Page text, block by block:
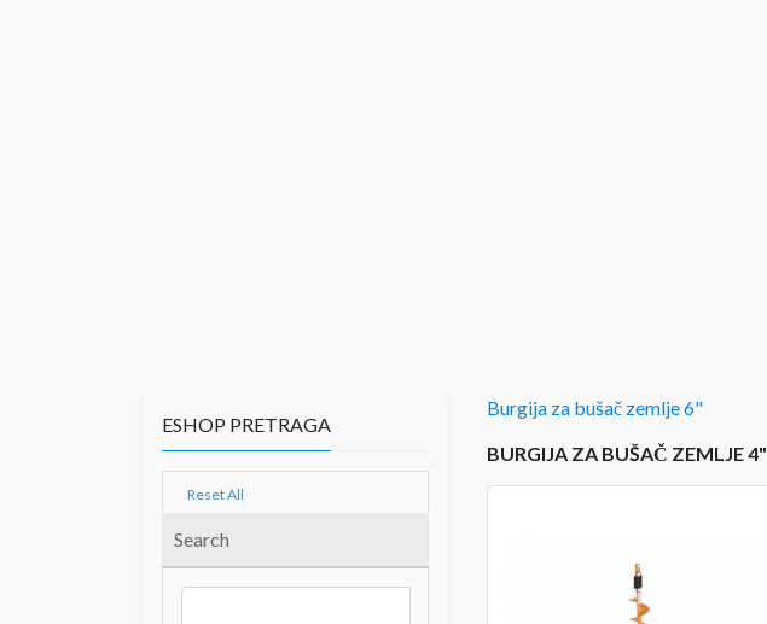
Burgija za bušač zemlje 6"
BURGIJA ZA BUŠAČ ZEMLJE 4"
ESHOP PRETRAGA
Reset All
Search